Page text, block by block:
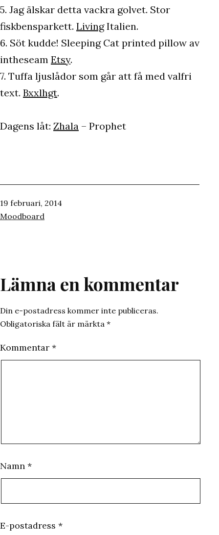
5. Jag älskar detta vackra golvet. Stor
fiskbensparkett. LivingItalien.
6. Söt kudde! Sleeping Cat printed pillow av
intheseam Etsy.
7. Tuffa ljuslådor som går att få med valfri
text. Bxxlhgt.
Dagens låt: Zhala – Prophet
Publicerat
den
19 februari, 2014
Kategoriserat
Moodboard
Lämna en kommentar
Din e-postadress kommer inte publiceras.
Obligatoriska fält är märkta *
Kommentar *
Namn *
E-postadress *